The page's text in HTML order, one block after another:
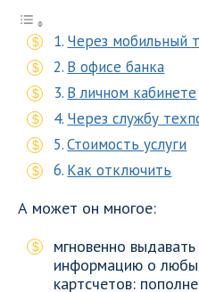
Через мобильный
В офисе банка
В личном кабинете
Через службу
Стоимость услуги
Как отключить
А может он многое:
мгновенно
информацию о
картсчетов: